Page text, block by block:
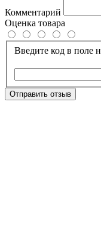
Комментарий
Оценка товара
Введите код в поле
Отправить отзыв